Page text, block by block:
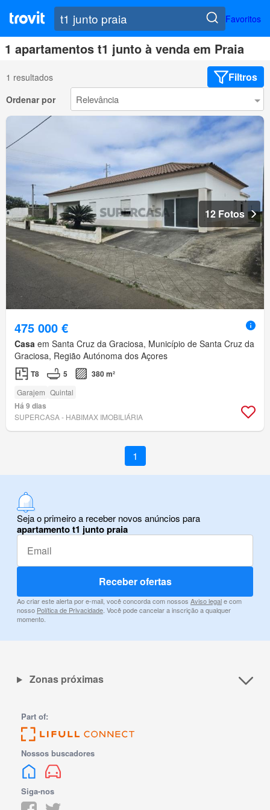
Favoritos
1 apartamentos t1 junto à venda em Praia
1 resultados Filtros
Ordenar por
12 Fotos
475 000 €
Casa em Santa Cruz da Graciosa, Município de Santa Cruz da
Graciosa, Região Autónoma dos Açores
T8 5 380 m²
Garajem Quintal
Há 9 dias
SUPERCASA - HABIMAX IMOBILIÁRIA
1
Seja o primeiro a receber novos anúncios para
apartamento t1 junto praia
Receber ofertas
Ao criar este alerta por e-mail, você concorda com nossos Aviso legale com
nosso Política de Privacidade. Você pode cancelar a inscrição a qualquer
momento.
Zonas próximas
Part of:
Nossos buscadores
Siga-nos